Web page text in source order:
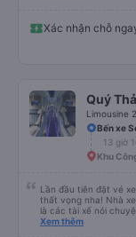
Xác nhận chỗ
Quý
Limousine
Bến xe
13 giờ
Khu
Lần đầu tiên đặt vé
thất vọng nha! Nhà
là các tài xế nói
đánh giá 5 sao rồi.
Xem thêm